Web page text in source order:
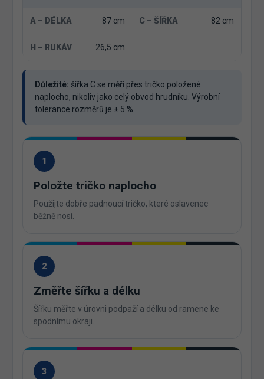
87 cm 82 cm
26,5 cm
Důležité: šířka C se měří přes tričko položené
naplocho, nikoliv jako celý obvod hrudníku. Výrobní
tolerance rozměrů je ± 5 %.
1
Položte tričko naplocho
Použijte dobře padnoucí tričko, které oslavenec
běžně nosí.
2
Změřte šířku a délku
Šířku měřte v úrovni podpaží a délku od ramene ke
spodnímu okraji.
3